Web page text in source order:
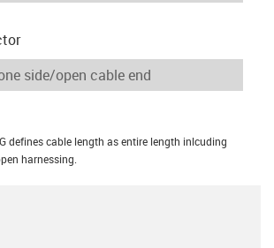
defines cable length as entire length inlcuding
harnessing.